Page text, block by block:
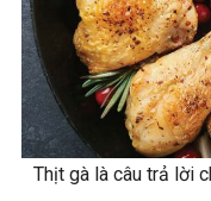
Thịt gà là câu trả lời